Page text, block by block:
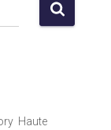
Haute